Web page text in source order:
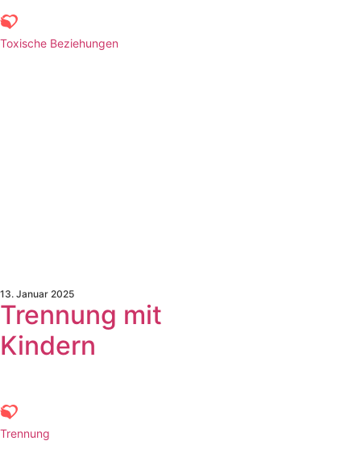
Toxische Beziehungen
13. Januar 2025
Trennung mit
Kindern
Trennung